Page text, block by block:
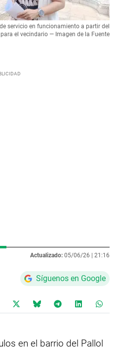
servicio en funcionamiento a partir del
el vecindario — Imagen de la Fuente
Actualizado: 05/06/26 | 21:16
Síguenos en Google
en el barrio del Pallol